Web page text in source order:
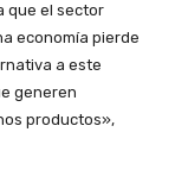
que el sector
economía pierde
a este
generen
productos»,